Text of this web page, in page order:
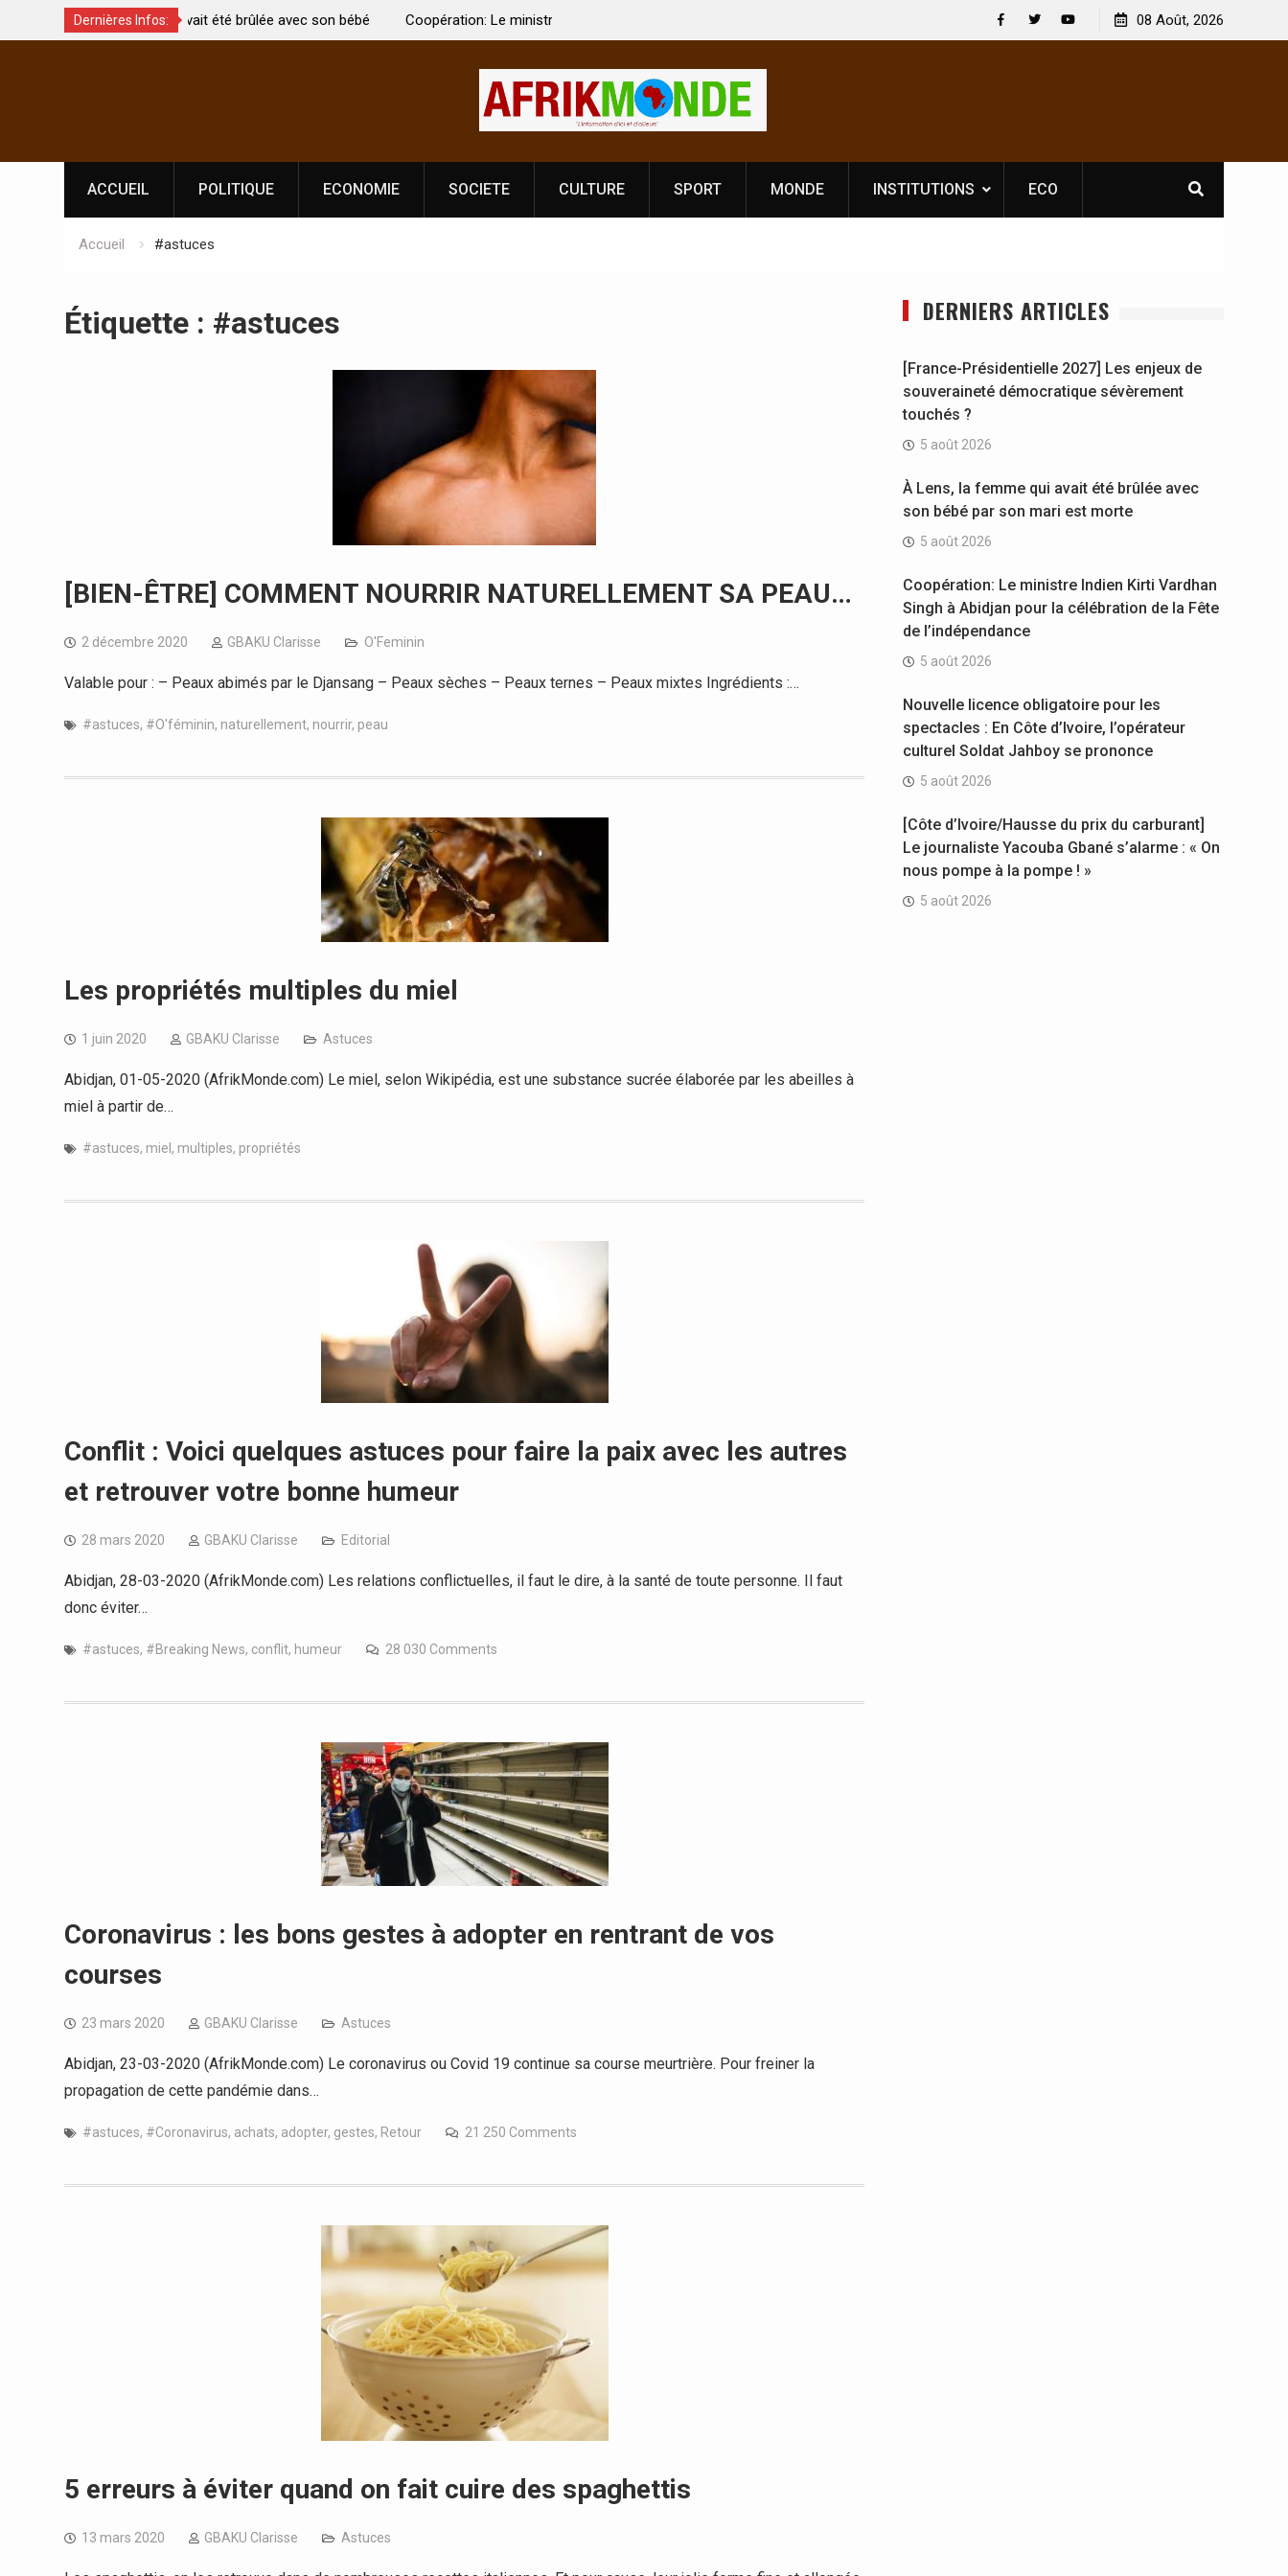
Dernières Infos:
brûlée avec son bébé
Coopération: Le ministre Indien Kirti Vardhan Singh à
Abidjan pour la célébration de la Fête de
Côte d’Ivoire, l’opérateur culturel Soldat Jahboy se
prononce
[France-Présidentielle 2027] Les enjeux de
souveraineté démocratique sévèrement touchés ?
08 Août, 2026
ACCUEIL POLITIQUE ECONOMIE SOCIETE CULTURE SPORT MONDE INSTITUTIONS ECO
Accueil #astuces
Étiquette : #astuces
[BIEN-ÊTRE] COMMENT NOURRIR NATURELLEMENT SA PEAU…
2 décembre 2020 GBAKU Clarisse O'Feminin
Valable pour : – Peaux abimés par le Djansang – Peaux sèches – Peaux ternes – Peaux mixtes Ingrédients :…
#astuces, #O'féminin, naturellement, nourrir, peau
Les propriétés multiples du miel
1 juin 2020 GBAKU Clarisse Astuces
Abidjan, 01-05-2020 (AfrikMonde.com) Le miel, selon Wikipédia, est une substance sucrée élaborée par les abeilles à
miel à partir de…
#astuces, miel , multiples, propriétés
Conflit : Voici quelques astuces pour faire la paix avec les autres
et retrouver votre bonne humeur
28 mars 2020 GBAKU Clarisse Editorial
Abidjan, 28-03-2020 (AfrikMonde.com) Les relations conflictuelles, il faut le dire, à la santé de toute personne. Il faut
donc éviter…
#astuces, #Breaking News, conflit, humeur 28 030 Comments
Coronavirus : les bons gestes à adopter en rentrant de vos
courses
23 mars 2020 GBAKU Clarisse Astuces
Abidjan, 23-03-2020 (AfrikMonde.com) Le coronavirus ou Covid 19 continue sa course meurtrière. Pour freiner la
propagation de cette pandémie dans…
#astuces, #Coronavirus, achats, adopter, gestes, Retour 21 250 Comments
5 erreurs à éviter quand on fait cuire des spaghettis
13 mars 2020 GBAKU Clarisse Astuces
DERNIERS ARTICLES
[France-Présidentielle 2027] Les enjeux de
souveraineté démocratique sévèrement
touchés ?
5 août 2026
À Lens, la femme qui avait été brûlée avec
son bébé par son mari est morte
5 août 2026
Coopération: Le ministre Indien Kirti Vardhan
Singh à Abidjan pour la célébration de la Fête
de l’indépendance
5 août 2026
Nouvelle licence obligatoire pour les
spectacles : En Côte d’Ivoire, l’opérateur
culturel Soldat Jahboy se prononce
5 août 2026
[Côte d’Ivoire/Hausse du prix du carburant]
Le journaliste Yacouba Gbané s’alarme : « On
nous pompe à la pompe ! »
5 août 2026